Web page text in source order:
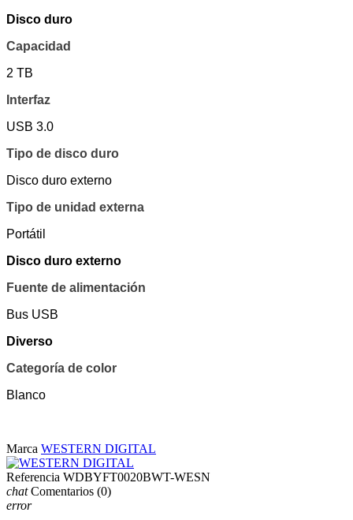
Disco duro
Capacidad
2 TB
Interfaz
USB 3.0
Tipo de disco duro
Disco duro externo
Tipo de unidad externa
Portátil
Disco duro externo
Fuente de alimentación
Bus USB
Diverso
Categoría de color
Blanco
Marca WESTERN DIGITAL
Referencia WDBYFT0020BWT-WESN
chat Comentarios (0)
error